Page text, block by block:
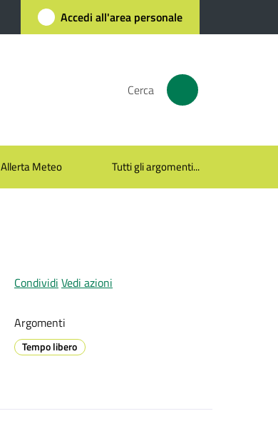
Accedi all'area personale
Cerca
Allerta Meteo Tutti gli argomenti...
Condividi Vedi azioni
Argomenti
Tempo libero